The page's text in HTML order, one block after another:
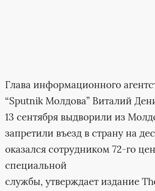
Глава информационного
“Sputnik Молдова” Виталий
13 сентября выдворили из
запретили въезд в страну на
оказался сотрудником 72-го
специальной
службы, утверждает издание